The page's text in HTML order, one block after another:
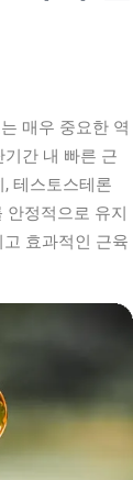
매우 중요한 역
간 내 빠른 근
테스토스테론
안정적으로 유지
효과적인 근육